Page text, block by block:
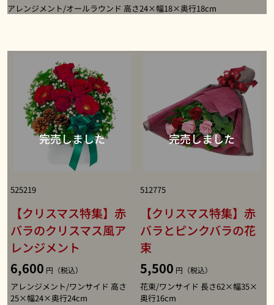
アレンジメント/オールラウンド 高さ24×幅18×奥行18cm
525219
【クリスマス特集】赤
バラのクリスマス風ア
レンジメント
6,600 円（税込）
アレンジメント/ワンサイド 高さ
25×幅24×奥行24cm
512775
【クリスマス特集】赤
バラとピンクバラの花
束
5,500 円（税込）
花束/ワンサイド 長さ62×幅35×
奥行16cm